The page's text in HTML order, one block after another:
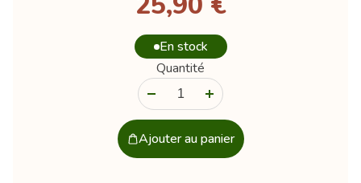
En stock
Quantité
Ajouter au panier